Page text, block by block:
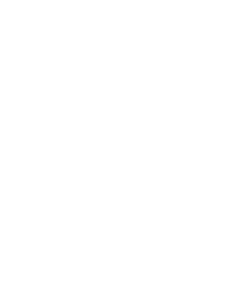
un piacevole sentiero
per proteggersi da
spiccano le Case Gatti,